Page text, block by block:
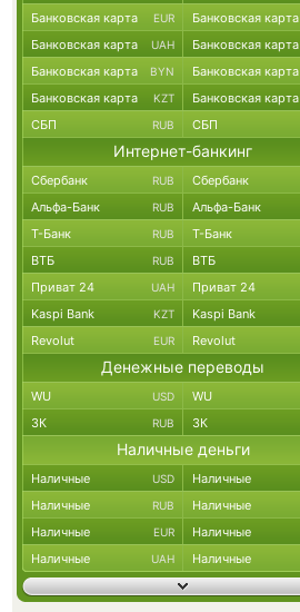
Банковская карта EUR Банковская карта
Банковская карта UAH Банковская карта
Банковская карта BYN Банковская карта
Банковская карта KZT Банковская карта
СБП RUB СБП
Интернет-банкинг
Сбербанк RUB Сбербанк
Альфа-Банк RUB Альфа-Банк
Т-Банк RUB Т-Банк
ВТБ RUB ВТБ
Приват 24 UAH Приват 24
Kaspi Bank KZT Kaspi Bank
Revolut EUR Revolut
Денежные переводы
WU USD WU
ЗК RUB ЗК
Наличные деньги
Наличные USD Наличные
Наличные RUB Наличные
Наличные EUR Наличные
Наличные UAH Наличные